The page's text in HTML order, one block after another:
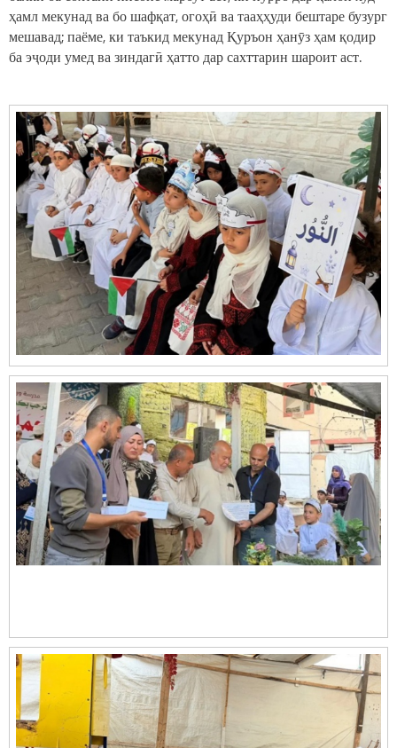
ҳамл мекунад ва бо шафқат, огоҳӣ ва тааҳҳуди бештаре бузург
мешавад; паёме, ки таъкид мекунад Қуръон ҳанӯз ҳам қодир
ба эҷоди умед ва зиндагӣ ҳатто дар сахттарин шароит аст.